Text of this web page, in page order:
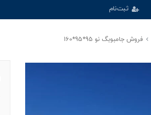
ثبت‌نام
فروش جامبوبگ نو 95*95*160